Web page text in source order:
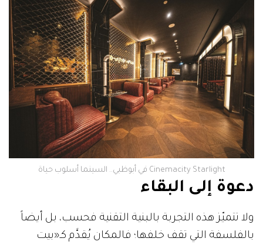
Cinemacity Starlight في أبوظبي.. السينما أسلوب حياة
دعوة إلى البقاء
ولا تتميّز هذه التجربة بالبنية التقنية فحسب، بل أيضاً
بالفلسفة التي تقف خلفها؛ فالمكان يُقدَّم كـ«بيت